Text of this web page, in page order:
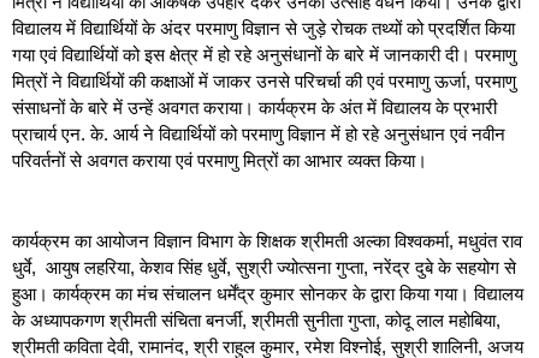
विद्यालय में विद्यार्थियों के अंदर परमाणु विज्ञान से जुड़े रोचक तथ्यों को प्रदर्शित किया
गया एवं विद्यार्थियों को इस क्षेत्र में हो रहे अनुसंधानों के बारे में जानकारी दी। परमाणु
मित्रों ने विद्यार्थियों की कक्षाओं में जाकर उनसे परिचर्चा की एवं परमाणु ऊर्जा, परमाणु
संसाधनों के बारे में उन्हें अवगत कराया। कार्यक्रम के अंत में विद्यालय के प्रभारी
प्राचार्य एन. के. आर्य ने विद्यार्थियों को परमाणु विज्ञान में हो रहे अनुसंधान एवं नवीन
परिवर्तनों से अवगत कराया एवं परमाणु मित्रों का आभार व्यक्त किया।
कार्यक्रम का आयोजन विज्ञान विभाग के शिक्षक श्रीमती अल्का विश्वकर्मा, मधुवंत राव
धुर्वे, आयुष लहरिया, केशव सिंह धुर्वे, सुश्री ज्योत्सना गुप्ता, नरेंद्र दुबे के सहयोग से
हुआ। कार्यक्रम का मंच संचालन धर्मेंद्र कुमार सोनकर के द्वारा किया गया। विद्यालय
के अध्यापकगण श्रीमती संचिता बनर्जी, श्रीमती सुनीता गुप्ता, कोदू लाल महोबिया,
श्रीमती कविता देवी, रामानंद, श्री राहुल कुमार, रमेश विश्नोई, सुश्री शालिनी, अजय